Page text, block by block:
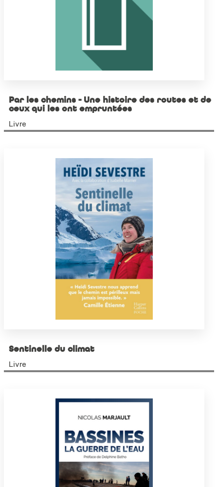
Par les chemins - Une histoire des routes et de
ceux qui les ont empruntées
Livre
Sentinelle du climat
Livre